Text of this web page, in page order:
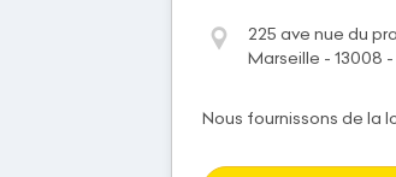
225 ave nue du
Marseille - 13008
Nous fournissons de la